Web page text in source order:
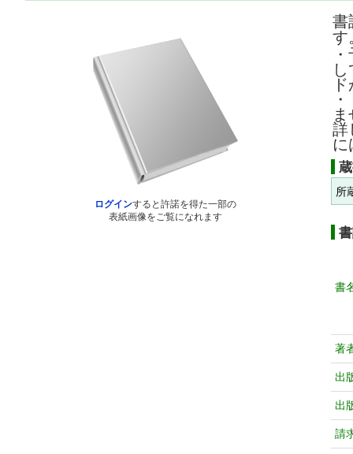
ログインすると許諾を得た一部の
表紙画像をご覧になれます
書
す
詳
に
所
書
著
出
出
請